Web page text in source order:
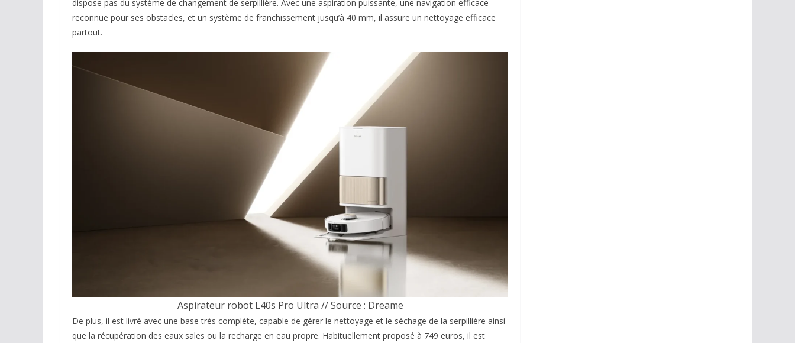
dispose pas du système de changement de serpillière. Avec une aspiration puissante, une navigation efficace
reconnue pour ses obstacles, et un système de franchissement jusqu’à 40 mm, il assure un nettoyage efficace
partout.
Aspirateur robot L40s Pro Ultra // Source : Dreame
De plus, il est livré avec une base très complète, capable de gérer le nettoyage et le séchage de la serpillière ainsi
que la récupération des eaux sales ou la recharge en eau propre. Habituellement proposé à 749 euros, il est